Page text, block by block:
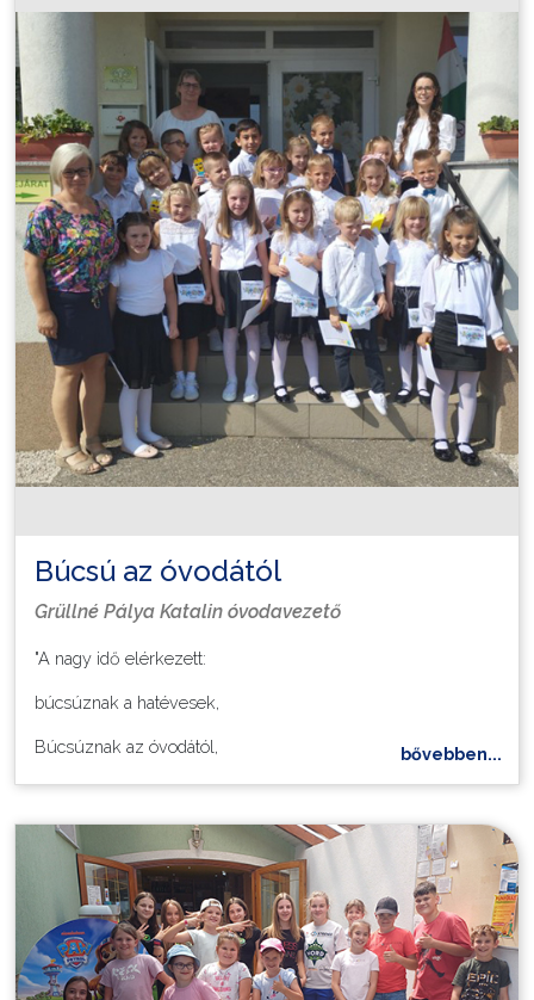
fejedelem síremlékénél. Kísérő tanáruk Frechné Csertán
Brigitta osztályfőnök és Kiss Zsuzsanna tanárnők voltak.
Fényképek az utazásról.
Búcsú az óvodától
Grüllné Pálya Katalin óvodavezető
"A nagy idő elérkezett:
búcsúznak a hatévesek,
Búcsúznak az óvodától,
mint fészkétől fecsketábor.
Köszönjük a gondviselést,
gondviselést, felnevelést.
Elindulunk, nem időzünk,
bővebben...